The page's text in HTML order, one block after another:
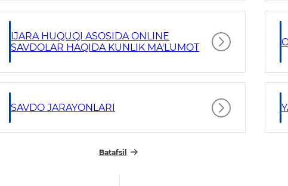
IJARA HUQUQI ASOSIDA ONLINE
SAVDOLAR HAQIDA KUNLIK MA'LUMOT
SAVDO JARAYONLARI
Batafsil